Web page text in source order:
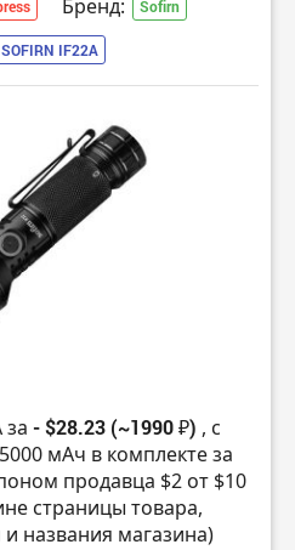
Бренд: Sofirn
SOFIRN IF22A
- $28.23 (~1990 ₽) , с
мАч в комплекте за
продавца $2 от $10
страницы товара,
названия магазина)